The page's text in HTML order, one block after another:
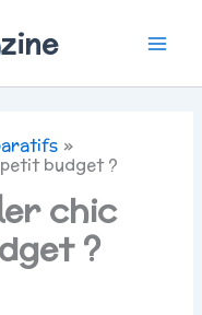
petit budget ?
chic
?